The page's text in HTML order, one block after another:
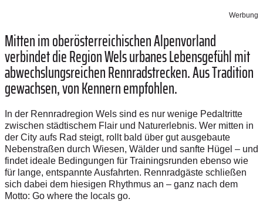
Werbung
Mitten im oberösterreichischen Alpenvorland
verbindet die Region Wels urbanes Lebensgefühl mit
abwechslungsreichen Rennradstrecken. Aus Tradition
gewachsen, von Kennern empfohlen.
In der Rennradregion Wels sind es nur wenige Pedaltritte
zwischen städtischem Flair und Naturerlebnis. Wer mitten in
der City aufs Rad steigt, rollt bald über gut ausgebaute
Nebenstraßen durch Wiesen, Wälder und sanfte Hügel – und
findet ideale Bedingungen für Trainingsrunden ebenso wie
für lange, entspannte Ausfahrten. Rennradgäste schließen
sich dabei dem hiesigen Rhythmus an – ganz nach dem
Motto: Go where the locals go.